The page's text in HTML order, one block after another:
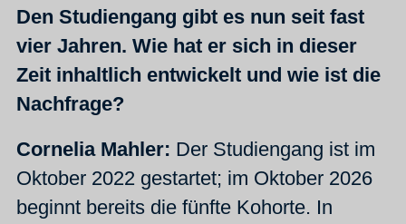
Den Studiengang gibt es nun seit fast
vier Jahren. Wie hat er sich in dieser
Zeit inhaltlich entwickelt und wie ist die
Nachfrage?
Cornelia Mahler: Der Studiengang ist im
Oktober 2022 gestartet; im Oktober 2026
beginnt bereits die fünfte Kohorte. In